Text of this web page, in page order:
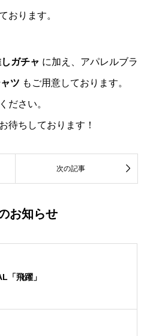
おります。
ガチャ に加え、アパレルブラ
ツ もご用意しております。
ださい。
待ちしております！
次の記事 
お知らせ
「飛躍」